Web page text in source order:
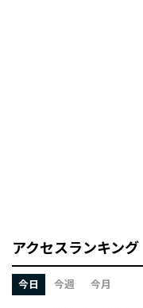
アクセスランキング
今日 今週 今月